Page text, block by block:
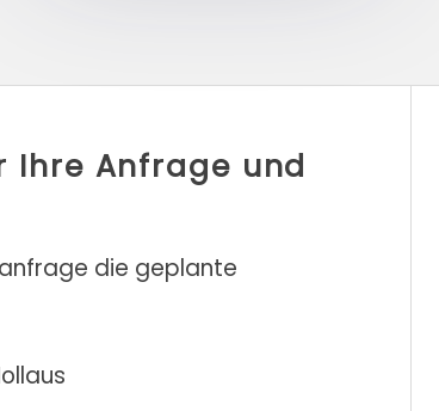
Ihre Anfrage und
die geplante